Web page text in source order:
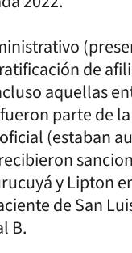
de
aquellas
parte de la
(estaban
y Lipton
de San
B.